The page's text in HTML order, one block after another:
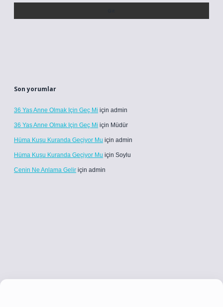
Son yorumlar
36 Yaş Anne Olmak Için Geç Mi için admin
36 Yaş Anne Olmak Için Geç Mi için Müdür
Hüma Kuşu Kuranda Geçiyor Mu için admin
Hüma Kuşu Kuranda Geçiyor Mu için Soylu
Cenin Ne Anlama Gelir için admin
betci girişbetci girişhiltonbet yeni giriş